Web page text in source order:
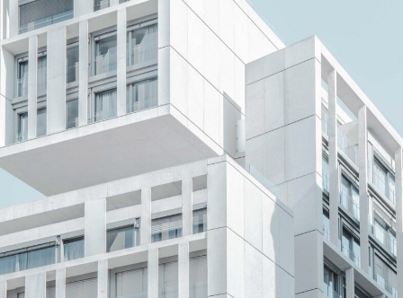
Boxy Apartment Building